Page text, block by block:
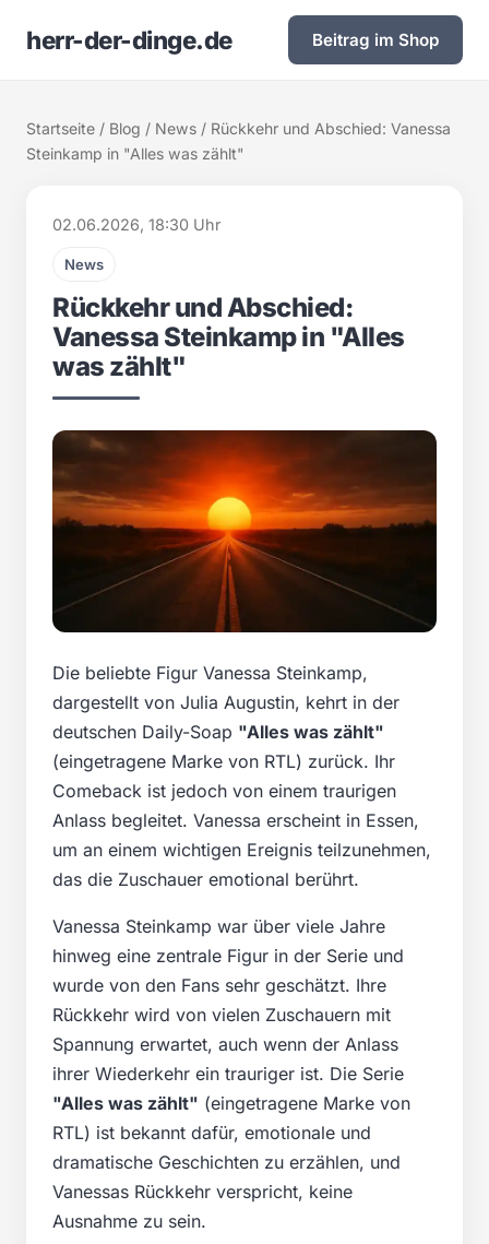
herr-der-dinge.de Beitrag im Shop
Startseite / Blog / News / Rückkehr und Abschied: Vanessa
Steinkamp in "Alles was zählt"
02.06.2026, 18:30 Uhr
News
Rückkehr und Abschied:
Vanessa Steinkamp in "Alles
was zählt"
Die beliebte Figur Vanessa Steinkamp,
dargestellt von Julia Augustin, kehrt in der
deutschen Daily-Soap "Alles was zählt"
(eingetragene Marke von RTL) zurück. Ihr
Comeback ist jedoch von einem traurigen
Anlass begleitet. Vanessa erscheint in Essen,
um an einem wichtigen Ereignis teilzunehmen,
das die Zuschauer emotional berührt.
Vanessa Steinkamp war über viele Jahre
hinweg eine zentrale Figur in der Serie und
wurde von den Fans sehr geschätzt. Ihre
Rückkehr wird von vielen Zuschauern mit
Spannung erwartet, auch wenn der Anlass
ihrer Wiederkehr ein trauriger ist. Die Serie
"Alles was zählt" (eingetragene Marke von
RTL) ist bekannt dafür, emotionale und
dramatische Geschichten zu erzählen, und
Vanessas Rückkehr verspricht, keine
Ausnahme zu sein.